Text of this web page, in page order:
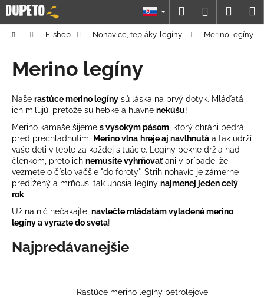
Prejsť
na
obsah
Hľadať
košík
DomovE-shop Nohavice, tepláky, legíny Merino legíny
Merino legíny
Naše rastúce merino legíny sú láska na prvý dotyk. Mláďatá
ich milujú, pretože sú hebké a hlavne nekúšu!
Merino kamaše šijeme s vysokým pásom , ktorý chráni bedrá
pred prechladnutím. Merino vlna hreje aj navlhnutá a tak udrží
vaše deti v teple za každej situácie. Legíny pekne držia nad
členkom, preto ich nemusíte vyhrňovaťani v prípade, že
vezmete o číslo väčšie "do foroty". Strih nohavíc je zámerne
predĺžený a mrňousi tak unosia legíny najmenej jeden celý
rok.
Už na nič nečakajte, navlečte mláďatám vyladené merino
legíny a vyrazte do sveta!
Najpredávanejšie
Rastúce merino legíny petrolejové
K
o
Č
o
p
o
t
r
e
b
u
j
e
e